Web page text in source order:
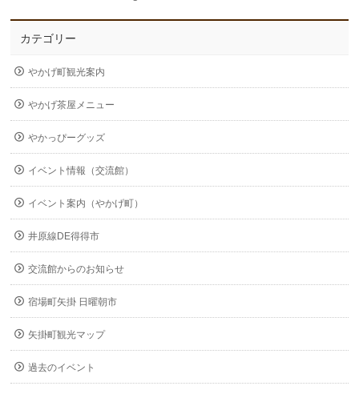
カテゴリー
やかげ町観光案内
やかげ茶屋メニュー
やかっぴーグッズ
イベント情報（交流館）
イベント案内（やかげ町）
井原線DE得得市
交流館からのお知らせ
宿場町矢掛 日曜朝市
矢掛町観光マップ
過去のイベント